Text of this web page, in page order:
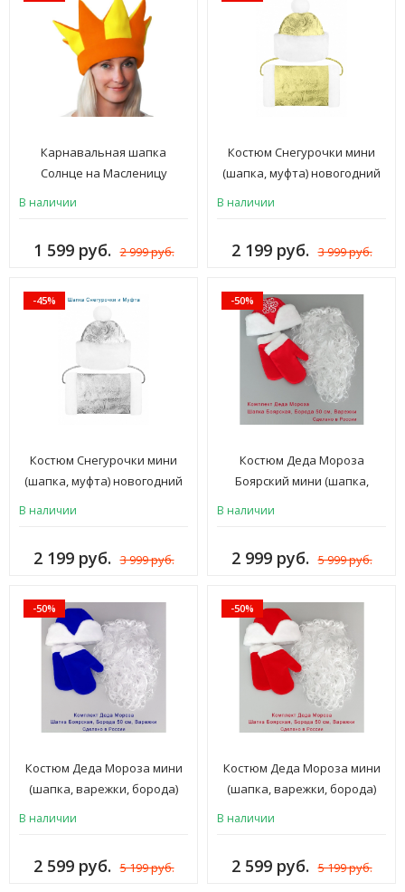
Карнавальная шапка
Солнце на Масленицу
В наличии
1 599 руб. 2 999 руб.
Костюм Снегурочки мини
(шапка, муфта) новогодний
В наличии
2 199 руб. 3 999 руб.
-45%
Костюм Снегурочки мини
(шапка, муфта) новогодний
В наличии
2 199 руб. 3 999 руб.
-50%
Костюм Деда Мороза
Боярский мини (шапка,
В наличии
2 999 руб. 5 999 руб.
-50%
Костюм Деда Мороза мини
(шапка, варежки, борода)
В наличии
2 599 руб. 5 199 руб.
-50%
Костюм Деда Мороза мини
(шапка, варежки, борода)
В наличии
2 599 руб. 5 199 руб.